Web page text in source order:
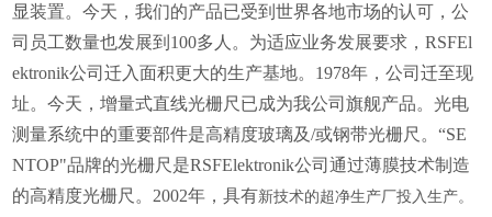
显装置。今天，我们的产品已受到世界各地市场的认可，公
司员工数量也发展到100多人。为适应业务发展要求，RSFEl
ektronik公司迁入面积更大的生产基地。1978年，公司迁至现
址。今天，增量式直线光栅尺已成为我公司旗舰产品。光电
测量系统中的重要部件是高精度玻璃及/或钢带光栅尺。“SE
NTOP"品牌的光栅尺是RSFElektronik公司通过薄膜技术制造
的高精度光栅尺。2002年，具有新技术的超净生产厂投入生产。